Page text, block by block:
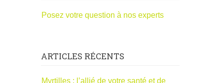
Posez votre question à nos experts
ARTICLES RÉCENTS
Myrtilles : l’allié de votre santé et de